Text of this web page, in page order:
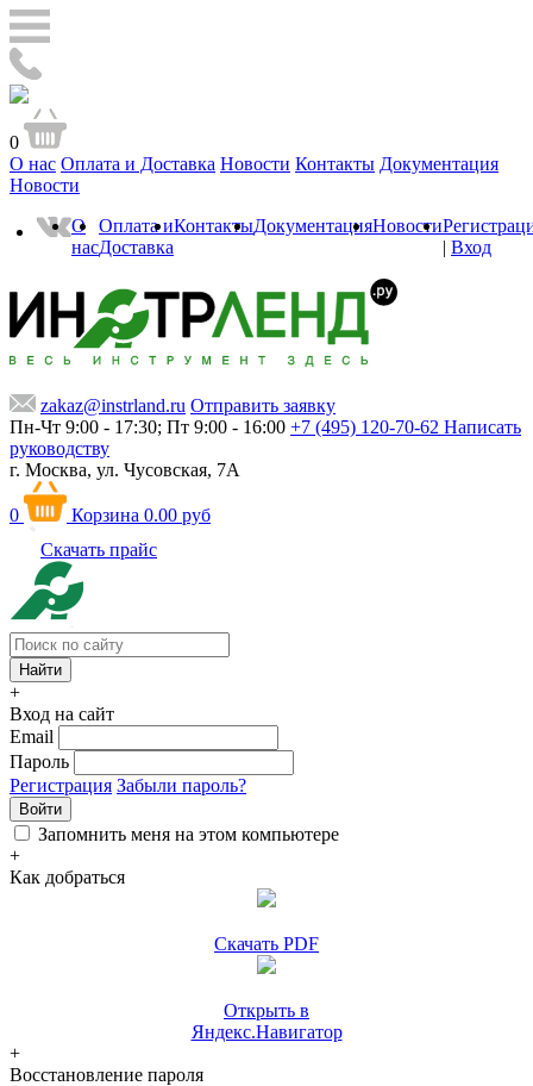
0
О нас Оплата и Доставка Новости Контакты Документация
Новости
О
нас
Оплата и
Доставка
КонтактыДокументацияНовости
| Вход
zakaz@instrland.ru Отправить заявку
Пн-Чт 9:00 - 17:30; Пт 9:00 - 16:00 +7 (495) 120-70-62 Написать
руководству
г. Москва, ул. Чусовская, 7А
0 Корзина 0.00 руб
Скачать прайс
+
Вход на сайт
Email
Пароль
Регистрация Забыли пароль?
Войти
Запомнить меня на этом компьютере
+
Как добраться
Скачать PDF
Открыть в
Яндекс.Навигатор
+
Восстановление пароля